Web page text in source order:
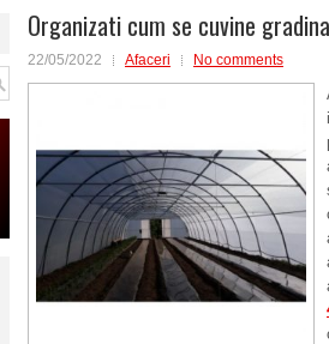
Organizati cum se cuvine
22/05/2022 Afaceri No comments